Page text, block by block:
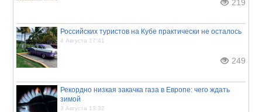
219
Российских туристов на Кубе практически не осталось
4 Августа 17:41
249
Рекордно низкая закачка газа в Европе: чего ждать
зимой
3 Августа 13:32